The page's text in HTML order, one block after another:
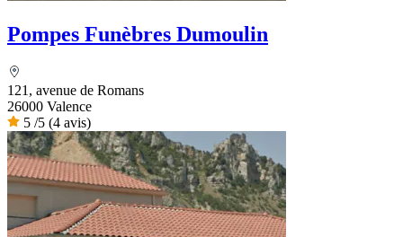
Pompes Funèbres Dumoulin
121, avenue de Romans
26000 Valence
5 /5 (4 avis)